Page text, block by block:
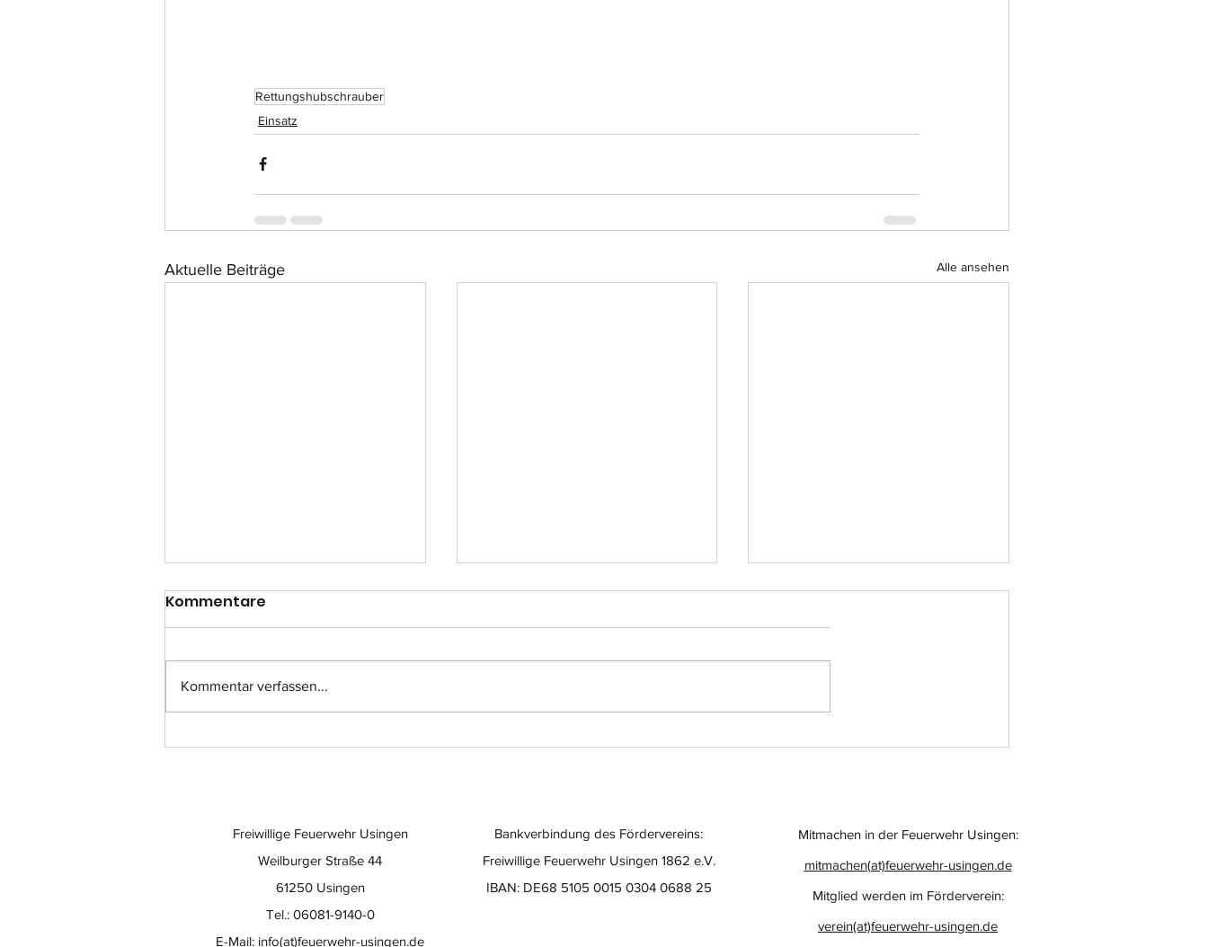
Rettungshubschrauber
Einsatz
Aktuelle Beiträge Alle ansehen
Einsatz-Nr.: 057
Kommentare
Kommentar verfassen...
Bankverbindung des Fördervereins:
Freiwillige Feuerwehr Usingen 1862 e.V.
IBAN: DE68 5105 0015 0304 0688 25
Freiwillige Feuerwehr Usingen
Weilburger Straße 44
61250 Usingen
Tel.: 06081-9140-0
E-Mail: info(at)feuerwehr-usingen.de
Mitmachen in der Feuerwehr Usingen:
mitmachen(at)feuerwehr-usingen.de
Mitglied werden im Förderverein:
verein(at)feuerwehr-usingen.de